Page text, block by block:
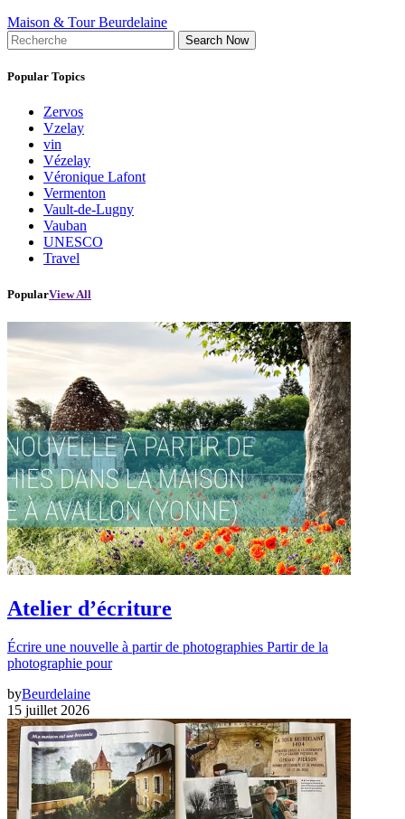
Maison & Tour Beurdelaine
Search Now
Popular Topics
Zervos
Vzelay
vin
Vézelay
Véronique Lafont
Vermenton
Vault-de-Lugny
Vauban
UNESCO
Travel
PopularView All
Atelier d’écriture
Écrire une nouvelle à partir de photographies Partir de la
photographie pour
byBeurdelaine
15 juillet 2026